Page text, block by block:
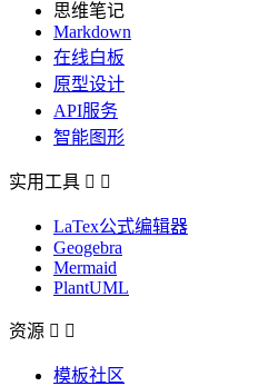
思维笔记
Markdown
在线白板
原型设计
API服务
智能图形
实用工具  
LaTex公式编辑器
Geogebra
Mermaid
PlantUML
资源  
模板社区